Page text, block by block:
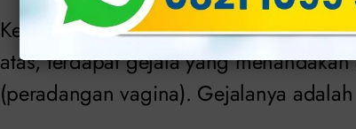
Keputihan abnormal yang terjadi saat
atas, terdapat gejala yang
(peradangan vagina). Gejalanya